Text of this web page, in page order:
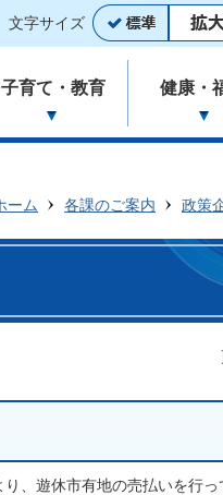
文字サイズ
子育て・教育 健康・
ーム 各課のご案内 政策
、遊休市有地の売払いを行っ